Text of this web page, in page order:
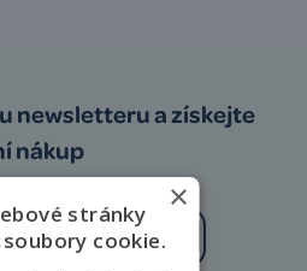
newsletteru a získejte
nákup
×
stránky
cookie.